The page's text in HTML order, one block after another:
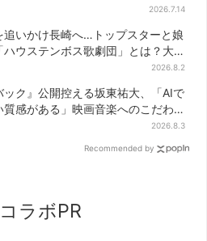
2026.7.14
追いかけ長崎へ…トップスターと娘
ハウステンボス歌劇団」とは？大
2026.8.2
ック』公開控える坂東祐大、「AIで
質感がある」映画音楽へのこだわ
2026.8.3
Recommended by
コラボPR